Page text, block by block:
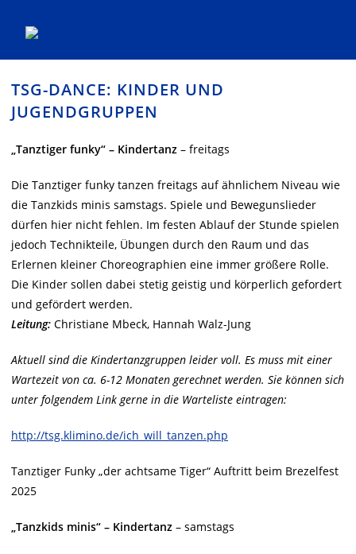
Inhalt
springen
TSG-DANCE: KINDER UND
JUGENDGRUPPEN
„Tanztiger funky“ – Kindertanz – freitags
Die Tanztiger funky tanzen freitags auf ähnlichem Niveau wie
die Tanzkids minis samstags. Spiele und Bewegunslieder
dürfen hier nicht fehlen. Im festen Ablauf der Stunde spielen
jedoch Technikteile, Übungen durch den Raum und das
Erlernen kleiner Choreographien eine immer größere Rolle.
Die Kinder sollen dabei stetig geistig und körperlich gefordert
und gefördert werden.
Leitung: Christiane Mbeck, Hannah Walz-Jung
Aktuell sind die Kindertanzgruppen leider voll. Es muss mit einer
Wartezeit von ca. 6-12 Monaten gerechnet werden. Sie können sich
unter folgendem Link gerne in die Warteliste eintragen:
http://tsg.klimino.de/ich_will_tanzen.php
Tanztiger Funky „der achtsame Tiger“ Auftritt beim Brezelfest
2025
„Tanzkids minis“ – Kindertanz – samstags